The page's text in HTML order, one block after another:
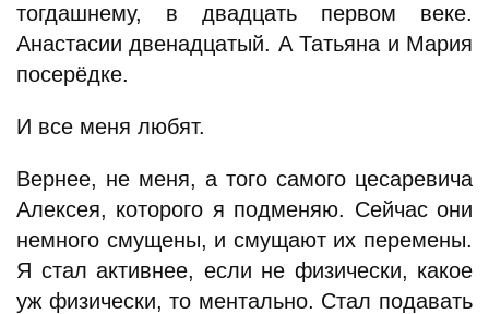
тогдашнему, в двадцать первом веке.
Анастасии двенадцатый. А Татьяна и Мария
посерёдке.
И все меня любят.
Вернее, не меня, а того самого цесаревича
Алексея, которого я подменяю. Сейчас они
немного смущены, и смущают их перемены.
Я стал активнее, если не физически, какое
уж физически, то ментально. Стал подавать